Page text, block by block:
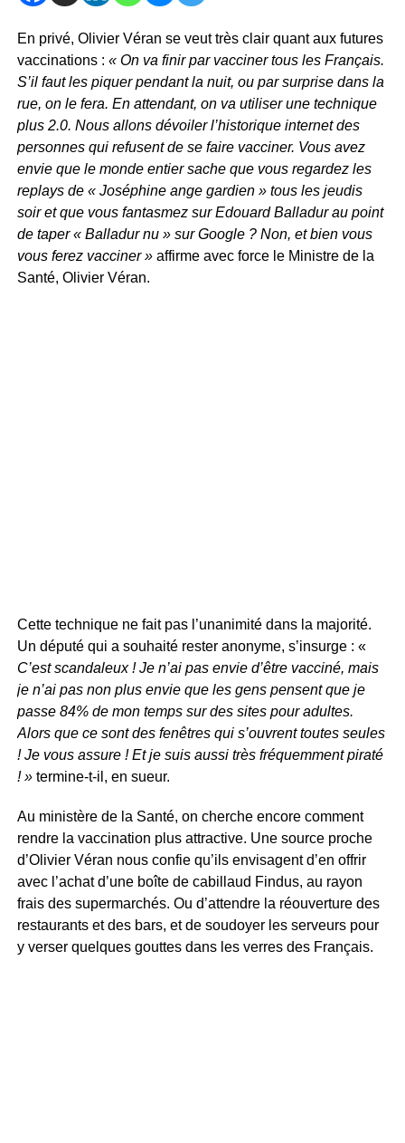
En privé, Olivier Véran se veut très clair quant aux futures
vaccinations : « On va finir par vacciner tous les Français.
S’il faut les piquer pendant la nuit, ou par surprise dans la
rue, on le fera. En attendant, on va utiliser une technique
plus 2.0. Nous allons dévoiler l’historique internet des
personnes qui refusent de se faire vacciner. Vous avez
envie que le monde entier sache que vous regardez les
replays de « Joséphine ange gardien » tous les jeudis
soir et que vous fantasmez sur Edouard Balladur au point
de taper « Balladur nu » sur Google ? Non, et bien vous
vous ferez vacciner »affirme avec force le Ministre de la
Santé, Olivier Véran.
Cette technique ne fait pas l’unanimité dans la majorité.
Un député qui a souhaité rester anonyme, s’insurge : «
C’est scandaleux ! Je n’ai pas envie d’être vacciné, mais
je n’ai pas non plus envie que les gens pensent que je
passe 84% de mon temps sur des sites pour adultes.
Alors que ce sont des fenêtres qui s’ouvrent toutes seules
! Je vous assure ! Et je suis aussi très fréquemment piraté
! »termine-t-il, en sueur.
Au ministère de la Santé, on cherche encore comment
rendre la vaccination plus attractive. Une source proche
d’Olivier Véran nous confie qu’ils envisagent d’en offrir
avec l’achat d’une boîte de cabillaud Findus, au rayon
frais des supermarchés. Ou d’attendre la réouverture des
restaurants et des bars, et de soudoyer les serveurs pour
y verser quelques gouttes dans les verres des Français.